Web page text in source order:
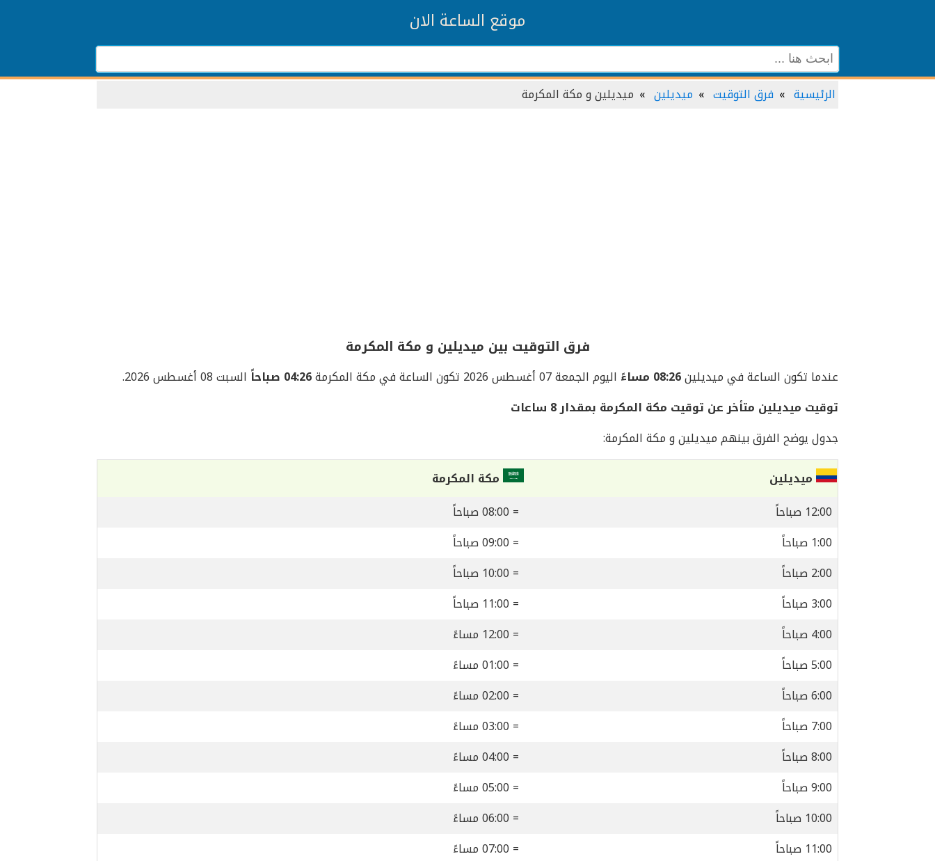
موقع الساعة الان
الرئيسية فرق التوقيت ميديلين ميديلين و مكة المكرمة
فرق التوقيت بين ميديلين و مكة المكرمة
عندما تكون الساعة في ميديلين08:26 مساءً اليوم الجمعة 07 أغسطس 2026 تكون الساعة في مكة المكرمة 04:26 صباحاً
السبت 08 أغسطس 2026.
توقيت ميديلين متأخر عن توقيت مكة المكرمة بمقدار 8 ساعات
جدول يوضح الفرق بينهم ميديلين و مكة المكرمة:
ميديلين
مكة المكرمة
12:00 صباحاً
= 08:00 صباحاً
1:00 صباحاً
= 09:00 صباحاً
2:00 صباحاً
= 10:00 صباحاً
3:00 صباحاً
= 11:00 صباحاً
4:00 صباحاً
= 12:00 مساءً
5:00 صباحاً
= 01:00 مساءً
6:00 صباحاً
= 02:00 مساءً
7:00 صباحاً
= 03:00 مساءً
8:00 صباحاً
= 04:00 مساءً
9:00 صباحاً
= 05:00 مساءً
10:00 صباحاً
= 06:00 مساءً
11:00 صباحاً
= 07:00 مساءً